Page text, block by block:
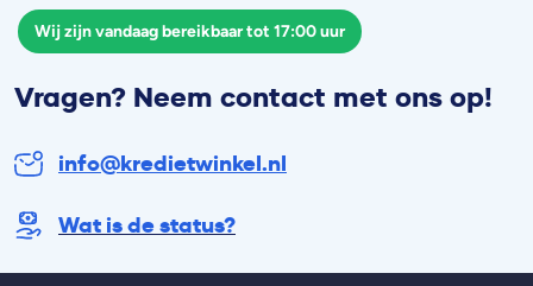
Wij zijn vandaag bereikbaar tot 17:00 uur
Vragen? Neem contact met ons op!
info@kredietwinkel.nl
Wat is de status?